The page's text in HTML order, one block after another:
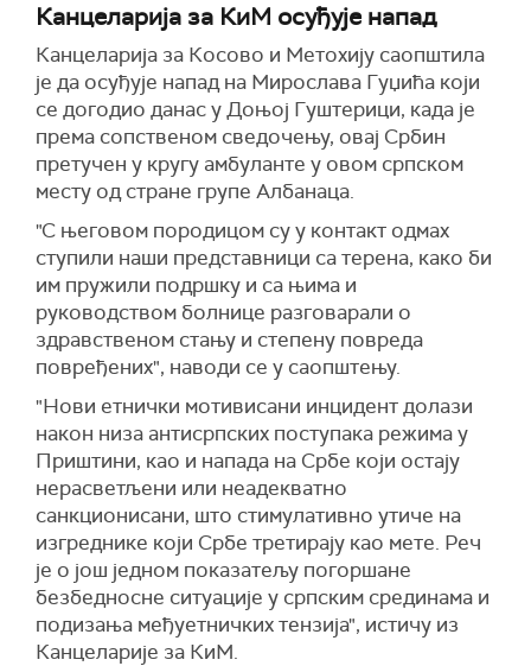
Канцеларија за КиМ осуђује напад
Канцеларија за Косово и Метохију саопштила
је да осуђује напад на Мирослава Гуџића који
се догодио данас у Доњој Гуштерици, када је
према сопственом сведочењу, овај Србин
претучен у кругу амбуланте у овом српском
месту од стране групе Албанаца.
"С његовом породицом су у контакт одмах
ступили наши представници са терена, како би
им пружили подршку и са њима и
руководством болнице разговарали о
здравственом стању и степену повреда
повређених", наводи се у саопштењу.
"Нови етнички мотивисани инцидент долази
након низа антисрпских поступака режима у
Приштини, као и напада на Србе који остају
нерасветљени или неадекватно
санкционисани, што стимулативно утиче на
изгреднике који Србе третирају као мете. Реч
је о још једном показатељу погоршане
безбедносне ситуације у српским срединама и
подизања међуетничких тензија", истичу из
Канцеларије за КиМ.